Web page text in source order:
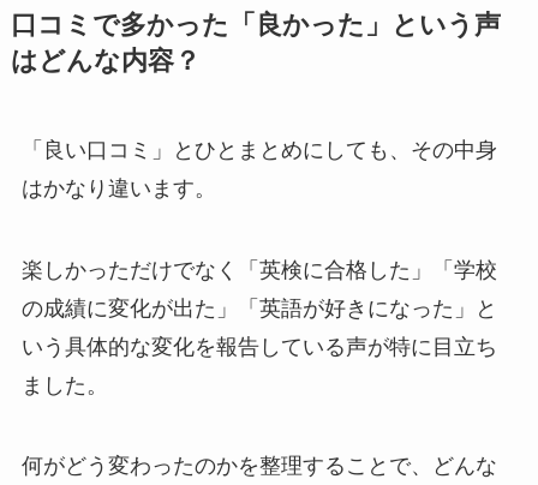
口コミで多かった「良かった」という声
はどんな内容？
「良い口コミ」とひとまとめにしても、その中身
はかなり違います。
楽しかっただけでなく「英検に合格した」「学校
の成績に変化が出た」「英語が好きになった」と
いう具体的な変化を報告している声が特に目立ち
ました。
何がどう変わったのかを整理することで、どんな